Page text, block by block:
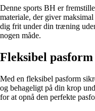
Denne sports BH er
materiale, der giver
dig frit under din træning
nogen måde.
Fleksibel pasform
Med en fleksibel pasform
og behageligt på din krop
for at opnå den perfekte